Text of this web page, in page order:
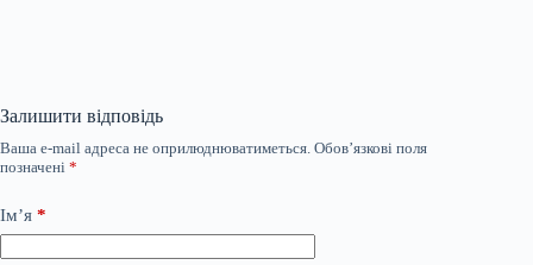
Залишити відповідь
Ваша e-mail адреса не оприлюднюватиметься. Обов’язкові поля
позначені *
Ім’я *